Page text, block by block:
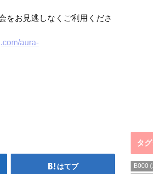
をお見逃しなくご利用くださ
aura-
はてブ
タ
B000